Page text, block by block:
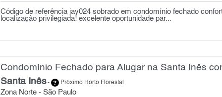
Código de referência jay024 sobrado em condomínio fechado
localização privilegiada! excelente oportunidade par...
Condomínio Fechado para Alugar na Santa Inês
Santa Inês- Próximo Horto Florestal
Zona Norte - São Paulo